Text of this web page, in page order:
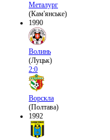
Металург
(Кам'янське)
1990
Волинь
(Луцьк)
2:0
Ворскла
(Полтава)
1992